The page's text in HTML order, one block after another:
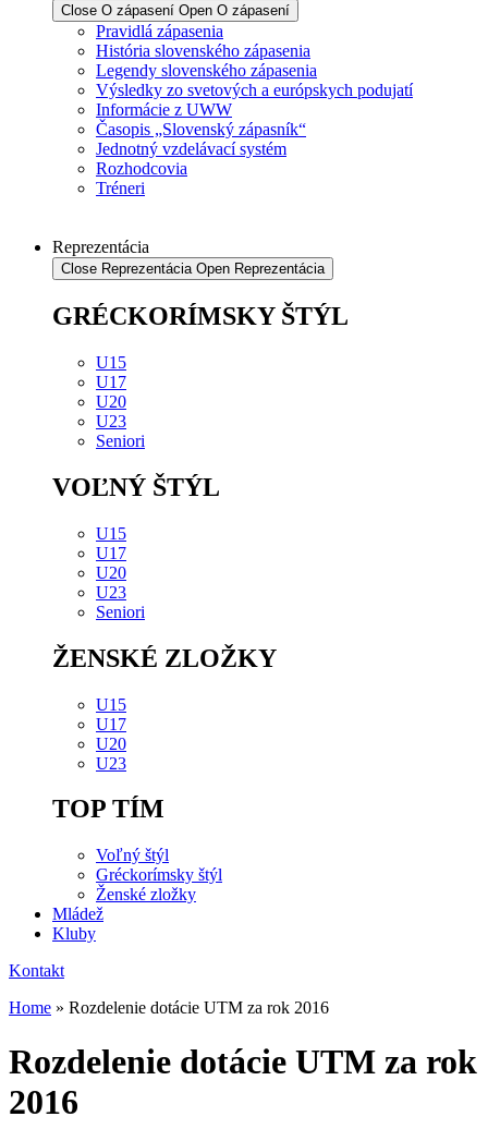
Close O zápasení Open O zápasení
Pravidlá zápasenia
História slovenského zápasenia
Legendy slovenského zápasenia
Výsledky zo svetových a európskych podujatí
Informácie z UWW
Časopis „Slovenský zápasník“
Jednotný vzdelávací systém
Rozhodcovia
Tréneri
Reprezentácia
Close Reprezentácia Open Reprezentácia
GRÉCKORÍMSKY ŠTÝL
U15
U17
U20
U23
Seniori
VOĽNÝ ŠTÝL
U15
U17
U20
U23
Seniori
ŽENSKÉ ZLOŽKY
U15
U17
U20
U23
TOP TÍM
Voľný štýl
Gréckorímsky štýl
Ženské zložky
Mládež
Kluby
Kontakt
Home » Rozdelenie dotácie UTM za rok 2016
Rozdelenie dotácie UTM za rok
2016